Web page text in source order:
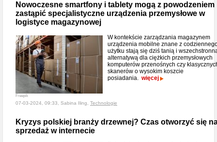
Nowoczesne smartfony i tablety mogą z powodzeniem
zastąpić specjalistyczne urządzenia przemysłowe w
logistyce magazynowej
Freepik
W kontekście zarządzania magazynem
urządzenia mobilne znane z
użytku stają się dziś tanią i
alternatywą dla ciężkich przemysłowych
komputerów przenośnych czy
skanerów o wysokim koszcie
posiadania. więcej
07-03-2024, 09:33, Sabina Iling, Technologie
Kryzys polskiej branży drzewnej? Czas otworzyć się
sprzedaż w internecie